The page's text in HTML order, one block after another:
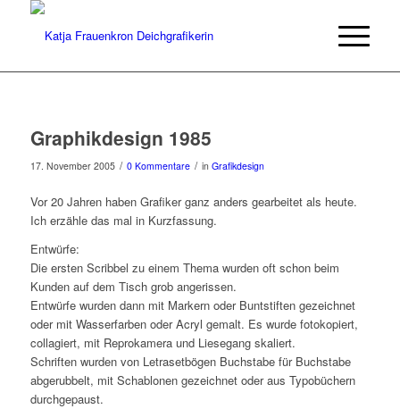
Graphikdesign 1985
17. November 2005 / 0 Kommentare / in Grafikdesign
Vor 20 Jahren haben Grafiker ganz anders gearbeitet als heute.
Ich erzähle das mal in Kurzfassung.
Entwürfe:
Die ersten Scribbel zu einem Thema wurden oft schon beim
Kunden auf dem Tisch grob angerissen.
Entwürfe wurden dann mit Markern oder Buntstiften gezeichnet
oder mit Wasserfarben oder Acryl gemalt. Es wurde fotokopiert,
collagiert, mit Reprokamera und Liesegang skaliert.
Schriften wurden von Letrasetbögen Buchstabe für Buchstabe
abgerubbelt, mit Schablonen gezeichnet oder aus Typobüchern
durchgepaust.